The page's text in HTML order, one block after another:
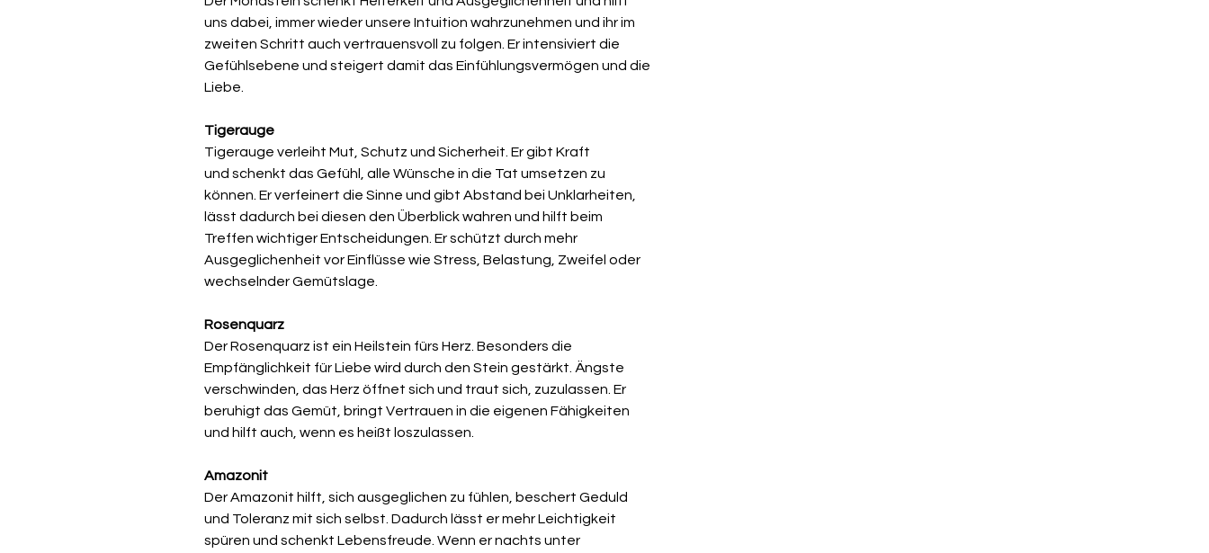
uns dabei, immer wieder unsere Intuition wahrzunehmen und ihr im
zweiten Schritt auch vertrauensvoll zu folgen. Er intensiviert die
Gefühlsebene und steigert damit das Einfühlungsvermögen und die
Liebe.
Tigerauge
Tigerauge verleiht Mut, Schutz und Sicherheit. Er gibt Kraft
und schenkt das Gefühl, alle Wünsche in die Tat umsetzen zu
können. Er verfeinert die Sinne und gibt Abstand bei Unklarheiten,
lässt dadurch bei diesen den Überblick wahren und hilft beim
Treffen wichtiger Entscheidungen. Er schützt durch mehr
Ausgeglichenheit vor Einflüsse wie Stress, Belastung, Zweifel oder
wechselnder Gemütslage.
Rosenquarz
Der Rosenquarz ist ein Heilstein fürs Herz. Besonders die
Empfänglichkeit für Liebe wird durch den Stein gestärkt. Ängste
verschwinden, das Herz öffnet sich und traut sich, zuzulassen. Er
beruhigt das Gemüt, bringt Vertrauen in die eigenen Fähigkeiten
und hilft auch, wenn es heißt loszulassen.
Amazonit
Der Amazonit hilft, sich ausgeglichen zu fühlen, beschert Geduld
und Toleranz mit sich selbst. Dadurch lässt er mehr Leichtigkeit
spüren und schenkt Lebensfreude. Wenn er nachts unter